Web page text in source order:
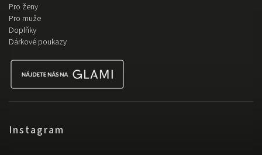
Pro ženy
Pro muže
Doplňky
Dárkové poukazy
Instagram